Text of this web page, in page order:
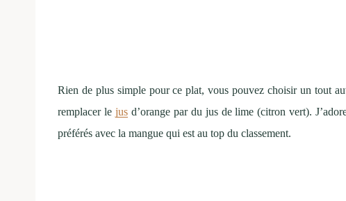
Rien de plus simple pour ce plat, vous pouvez choisir un tout
remplacer le jusd’orange par du jus de lime (citron vert).
préférés avec la mangue qui est au top du classement.